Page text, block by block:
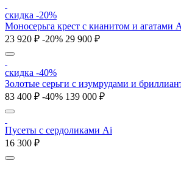
скидка -20%
Моносерьга крест с кианитом и агатами
23 920 ₽ -20% 29 900 ₽
скидка -40%
Золотые серьги с изумрудами и
83 400 ₽ -40% 139 000 ₽
Пусеты с cердоликами Ai
16 300 ₽